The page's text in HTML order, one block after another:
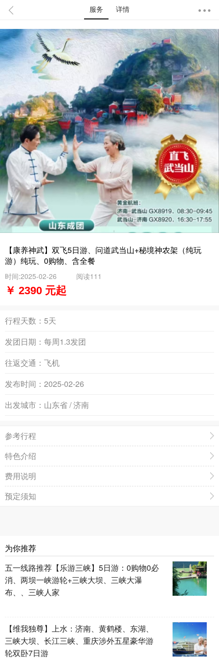
服务 详情
【康养神武】双飞5日游、问道武当山+秘境神农架（纯玩
游）纯玩、0购物、含全餐
时间:2025-02-26 阅读111
￥ 2390 元起
行程天数： 5天
发团日期： 每周1.3发团
往返交通： 飞机
发布时间： 2025-02-26
出发城市： 山东省 / 济南
参考行程
特色介绍
费用说明
预定须知
为你推荐
五一线路推荐【乐游三峡】5日游：0购物0必
消、两坝一峡游轮+三峡大坝、三峡大瀑
布、、三峡人家
【维我独尊】上水：济南、黄鹤楼、东湖、
三峡大坝、长江三峡、重庆涉外五星豪华游
轮双卧7日游